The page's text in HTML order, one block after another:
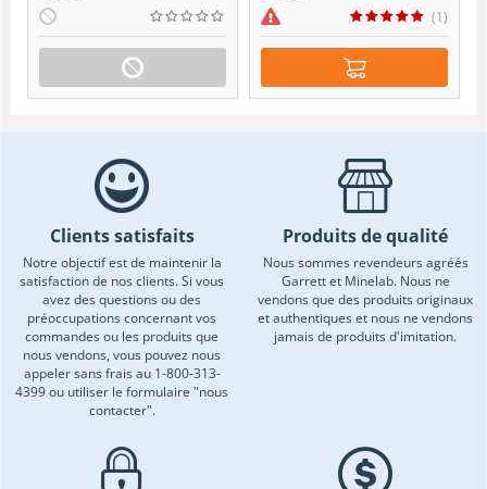
(1)
Clients satisfaits
Notre objectif est de maintenir la
satisfaction de nos clients. Si vous
avez des questions ou des
préoccupations concernant vos
commandes ou les produits que
nous vendons, vous pouvez nous
appeler sans frais au 1-800-313-
4399 ou utiliser le formulaire "nous
contacter".
Produits de qualité
Nous sommes revendeurs agréés
Garrett et Minelab. Nous ne
vendons que des produits originaux
et authentiques et nous ne vendons
jamais de produits d'imitation.